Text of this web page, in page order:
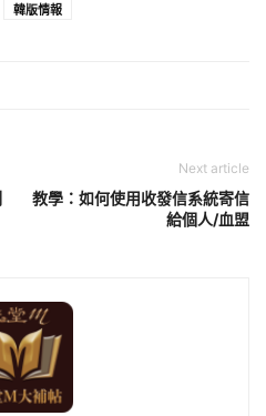
韓版情報
Next article
教學：如何使用收發信系統寄信
給個人/血盟